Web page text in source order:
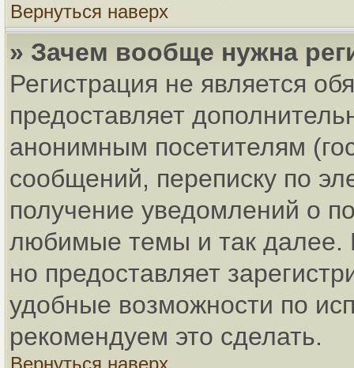
Вернуться наверх
» Зачем вообще нужна
Регистрация не является
предоставляет
анонимным посетителям
сообщений, переписку по
получение уведомлений о
любимые темы и так далее.
но предоставляет
удобные возможности по
рекомендуем это сделать.
Вернуться наверх